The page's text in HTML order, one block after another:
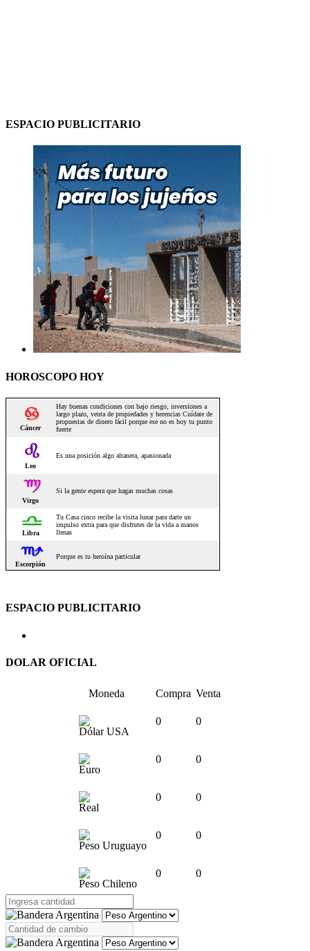
ESPACIO PUBLICITARIO
HOROSCOPO HOY
ESPACIO PUBLICITARIO
DOLAR OFICIAL
Moneda Compra Venta
Dólar USA
0 0
Euro
0 0
Real
0 0
Peso Uruguayo
0 0
Peso Chileno
0 0